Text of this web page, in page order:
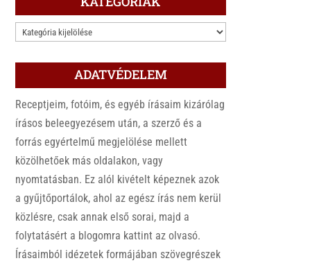
KATEGÓRIÁK
ADATVÉDELEM
Receptjeim, fotóim, és egyéb írásaim kizárólag
írásos beleegyezésem után, a szerző és a
forrás egyértelmű megjelölése mellett
közölhetőek más oldalakon, vagy
nyomtatásban. Ez alól kivételt képeznek azok
a gyűjtőportálok, ahol az egész írás nem kerül
közlésre, csak annak első sorai, majd a
folytatásért a blogomra kattint az olvasó.
Írásaimból idézetek formájában szövegrészek